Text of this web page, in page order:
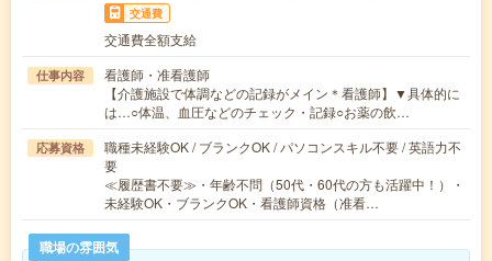
交通費
交通費全額支給
仕事内容
看護師・准看護師
【介護施設で体調などの記録がメイン＊看護師】▼具体的に
は…○体温、血圧などのチェック・記録○お薬の飲…
応募資格
職種未経験OK / ブランクOK / パソコンスキル不要 / 英語力不
要
≪履歴書不要≫・年齢不問（50代・60代の方も活躍中！）・
未経験OK・ブランクOK・看護師資格（准看…
職場の雰囲気